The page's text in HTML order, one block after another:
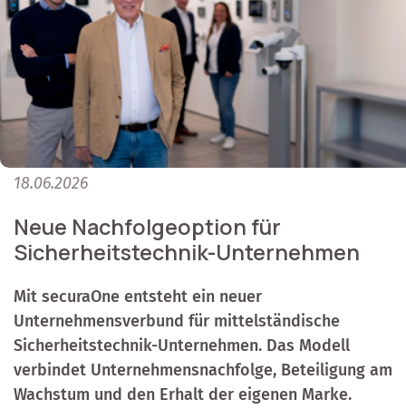
18.06.2026
Neue Nachfolgeoption für
Sicherheitstechnik-Unternehmen
Mit securaOne entsteht ein neuer
Unternehmensverbund für mittelständische
Sicherheitstechnik-Unternehmen. Das Modell
verbindet Unternehmensnachfolge, Beteiligung am
Wachstum und den Erhalt der eigenen Marke.